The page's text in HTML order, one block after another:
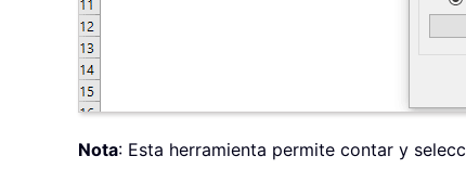
Nota: Esta herramienta permite contar y